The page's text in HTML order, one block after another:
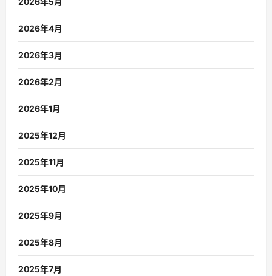
2026年4月
2026年3月
2026年2月
2026年1月
2025年12月
2025年11月
2025年10月
2025年9月
2025年8月
2025年7月